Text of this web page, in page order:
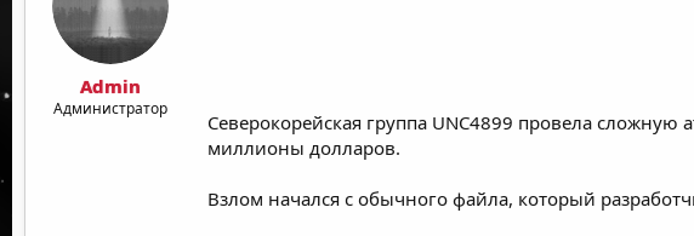
м
а
л
а
Admin
Администратор
Северокорейская группа UNC4899 провела
миллионы долларов.
Взлом начался с обычного файла, который